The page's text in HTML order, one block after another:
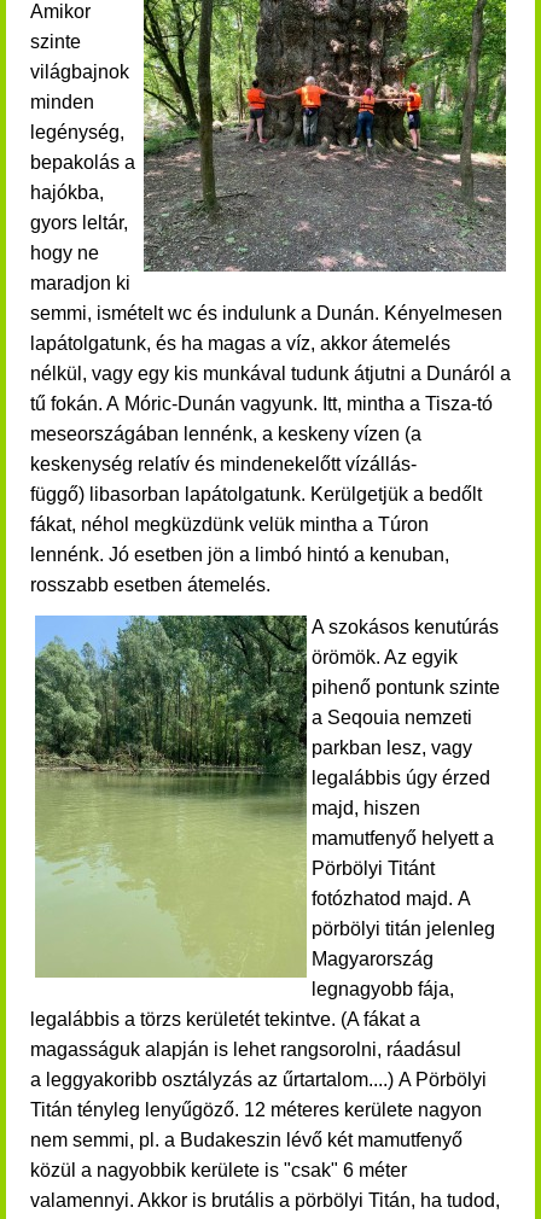
Amikor
szinte
világbajnok
minden
legénység,
bepakolás a
hajókba,
gyors leltár,
hogy ne
maradjon ki
semmi, ismételt wc és indulunk a Dunán. Kényelmesen
lapátolgatunk, és ha magas a víz, akkor átemelés
nélkül, vagy egy kis munkával tudunk átjutni a Dunáról a
tű fokán. A Móric-Dunán vagyunk. Itt, mintha a Tisza-tó
meseországában lennénk, a keskeny vízen (a
keskenység relatív és mindenekelőtt vízállás-
függő) libasorban lapátolgatunk. Kerülgetjük a bedőlt
fákat, néhol megküzdünk velük mintha a Túron
lennénk. Jó esetben jön a limbó hintó a kenuban,
rosszabb esetben átemelés.
A szokásos kenutúrás
örömök. Az egyik
pihenő pontunk szinte
a Seqouia nemzeti
parkban lesz, vagy
legalábbis úgy érzed
majd, hiszen
mamutfenyő helyett a
Pörbölyi Titánt
fotózhatod majd. A
pörbölyi titán jelenleg
Magyarország
legnagyobb fája,
legalábbis a törzs kerületét tekintve. (A fákat a
magasságuk alapján is lehet rangsorolni, ráadásul
a leggyakoribb osztályzás az űrtartalom....) A Pörbölyi
Titán tényleg lenyűgöző. 12 méteres kerülete nagyon
nem semmi, pl. a Budakeszin lévő két mamutfenyő
közül a nagyobbik kerülete is "csak" 6 méter
valamennyi. Akkor is brutális a pörbölyi Titán, ha tudod,